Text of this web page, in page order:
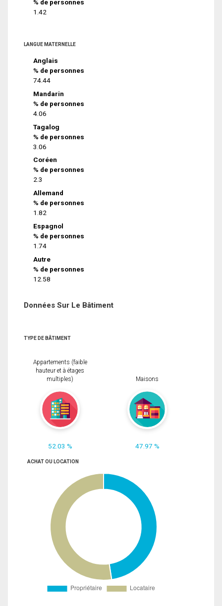
% de personnes
1.42
LANGUE MATERNELLE
Anglais
% de personnes
74.44
Mandarin
% de personnes
4.06
Tagalog
% de personnes
3.06
Coréen
% de personnes
2.3
Allemand
% de personnes
1.82
Espagnol
% de personnes
1.74
Autre
% de personnes
12.58
Données Sur Le Bâtiment
TYPE DE BÂTIMENT
Appartements (faible
hauteur et à étages
multiples)
52.03 %
Maisons
47.97 %
ACHAT OU LOCATION